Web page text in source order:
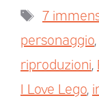
7
personaggio,
riproduzioni,
I Love Lego,